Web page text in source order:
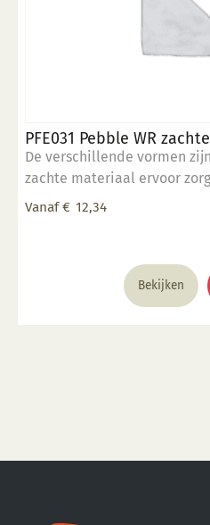
PFE031 Pebble WR
De verschillende vormen
zachte materiaal ervoor
beschadigd.
Vanaf € 12,34
Bekijken